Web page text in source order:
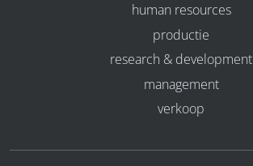
human resources
productie
research & development
management
verkoop